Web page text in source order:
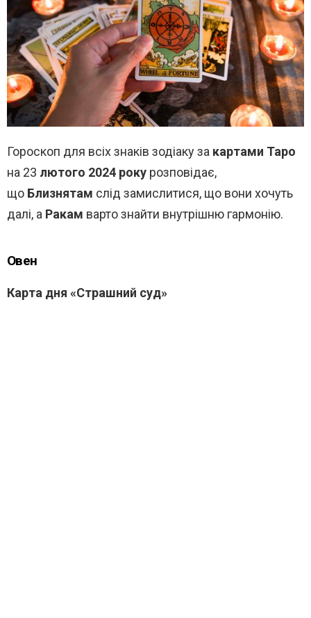
Гороскоп для всіх знаків зодіаку за картами Таро
на 23 лютого 2024 року розповідає,
що Близнятам слід замислитися, що вони хочуть
далі, а Ракам варто знайти внутрішню гармонію.
Овен
Карта дня «Страшний суд»